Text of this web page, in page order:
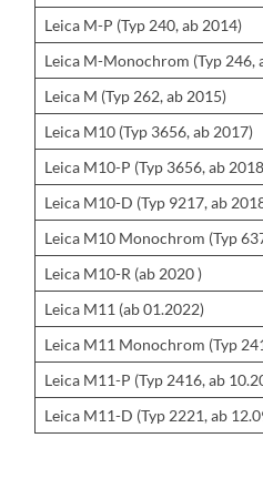
Leica M-P (Typ 240, ab 2014)
Leica M-Monochrom (Typ 246,
Leica M (Typ 262, ab 2015)
Leica M10 (Typ 3656, ab 2017)
Leica M10-P (Typ 3656, ab
Leica M10-D (Typ 9217, ab
Leica M10 Monochrom (Typ
Leica M10-R (ab 2020 )
Leica M11 (ab 01.2022)
Leica M11 Monochrom (Typ
Leica M11-P (Typ 2416, ab
Leica M11-D (Typ 2221, ab